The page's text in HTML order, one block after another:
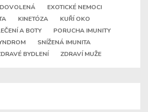
EXOTICKÉ NEMOCI
KINETÓZA
KUŘÍ OKO
A BOTY
PORUCHA IMUNITY
SNÍŽENÁ IMUNITA
BYDLENÍ ZDRAVÍ MUŽE